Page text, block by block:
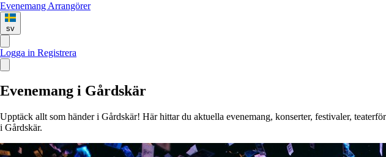
Evenemang Arrangörer
sv
Logga in Registrera
Evenemang i Gårdskär
Upptäck allt som händer i Gårdskär! Här hittar du aktuella evenemang, konserter, festivaler,
i Gårdskär.